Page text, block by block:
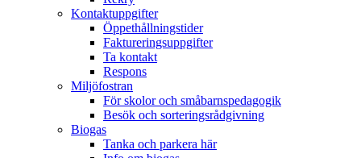
Kontaktuppgifter
Öppethållningstider
Faktureringsuppgifter
Ta kontakt
Respons
Miljöfostran
För skolor och småbarnspedagogik
Besök och sorteringsrådgivning
Biogas
Tanka och parkera här